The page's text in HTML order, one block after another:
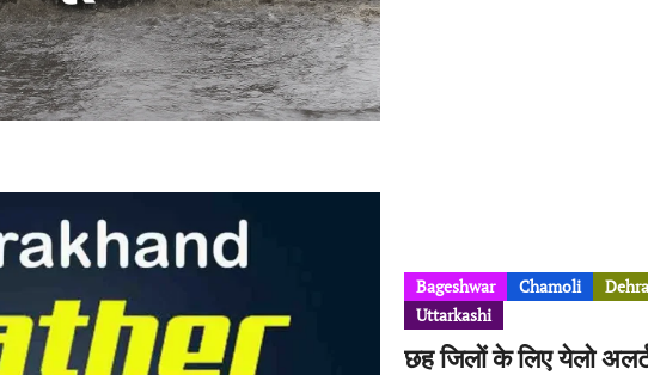
Bageshwar Chamoli
Uttarkashi
छह जिलों के लिए येलो